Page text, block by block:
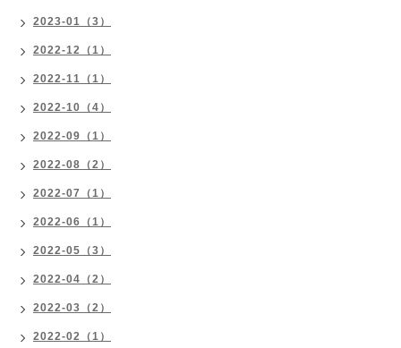
2023-01（3）
2022-12（1）
2022-11（1）
2022-10（4）
2022-09（1）
2022-08（2）
2022-07（1）
2022-06（1）
2022-05（3）
2022-04（2）
2022-03（2）
2022-02（1）